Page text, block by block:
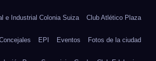
e Industrial Colonia Suiza Club Atlético Plaza
EPI Eventos Fotos de la ciudad